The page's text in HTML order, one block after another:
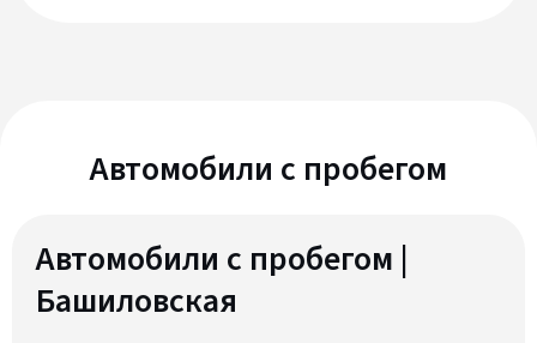
Автомобили c пробегом
Автомобили с пробегом |
Башиловская